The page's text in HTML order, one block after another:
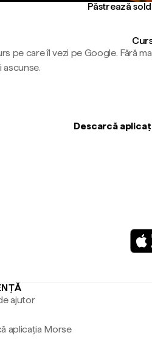
Păstrează
pe care îl vezi pe Google. Fără
ascunse.
Descarcă
ajutor
aplicația Morse